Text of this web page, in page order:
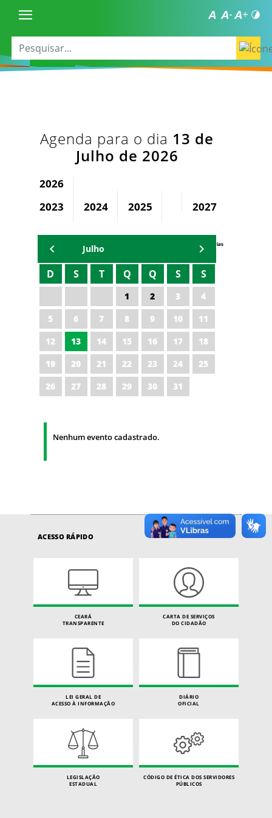
Agenda para o dia 13 de
Julho de 2026
2026
2023
2024 2025 2027
Agenda Secretárias
Julho
D S T Q Q S S
1 2 3
4
5
6 7 8 9 10
11
12
13 14 15 16 17
18
19
20 21 22 23 24
25
26
27 28 29 30 31
Nenhum evento cadastrado.
ACESSO RÁPIDO
CEARÁ
TRANSPARENTE
CARTA DE SERVIÇOS
DO CIDADÃO
LEI GERAL DE
ACESSO À INFORMAÇÃO
DIÁRIO
OFICIAL
LEGISLAÇÃO
ESTADUAL
CÓDIGO DE ÉTICA DOS SERVIDORES
PÚBLICOS